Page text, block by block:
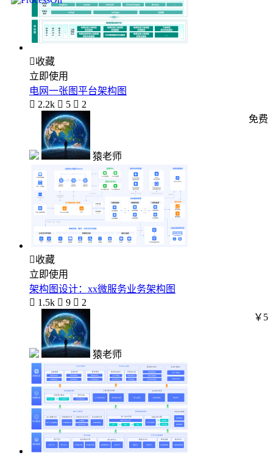
收藏
立即使用
电网一张图平台架构图
 2.2k  5  2
猿老师
免费
收藏
立即使用
架构图设计：xx微服务业务架构图
 1.5k  9  2
猿老师
￥5